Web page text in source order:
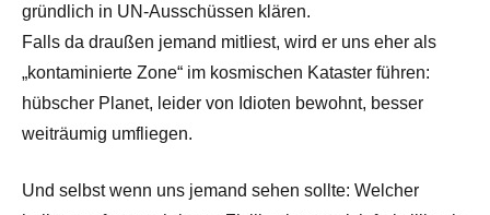
gründlich in UN‑Ausschüssen klären.
Falls da draußen jemand mitliest, wird er uns eher als
„kontaminierte Zone“ im kosmischen Kataster führen:
hübscher Planet, leider von Idioten bewohnt, besser
weiträumig umfliegen.
Und selbst wenn uns jemand sehen sollte: Welcher